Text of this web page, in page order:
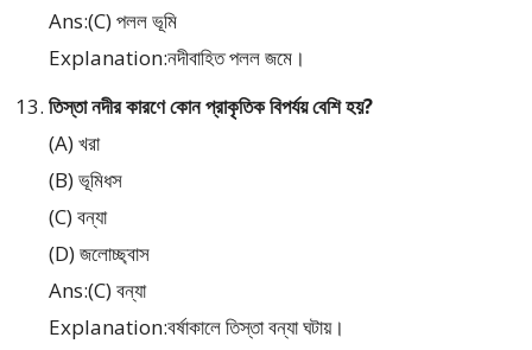
Ans:(C) পলল ভূমি
Explanation:নদীবাহিত পলল জমে।
তিস্তা নদীর কারণে কোন প্রাকৃতিক বিপর্যয় বেশি হয়?
(A) খরা
(B) ভূমিধস
(C) বন্যা
(D) জলোচ্ছ্বাস
Ans:(C) বন্যা
Explanation:বর্ষাকালে তিস্তা বন্যা ঘটায়।